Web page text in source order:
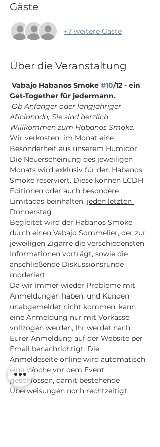
Gäste
+7 weitere Gäste
Über die Veranstaltung
Vabajo Habanos Smoke #10/12 - ein
Get-Together für jedermann.
Ob Anfänger oder langjähriger
Aficionado, Sie sind herzlich
Willkommen zum Habanos Smoke.
Wir verkosten im Monat eine
Besonderheit aus unserem Humidor.
Die Neuerscheinung des jeweiligen
Monats wird exklusiv für den Habanos
Smoke reserviert. Diese können LCDH
Editionen oder auch besondere
Limitadas beinhalten. jeden letzten
Donnerstag
Begleitet wird der Habanos Smoke
durch einen Vabajo Sommelier, der zur
jeweiligen Zigarre die verschiedensten
Informationen vorträgt, sowie die
anschließende Diskussionsrunde
moderiert.
Da wir immer wieder Probleme mit
Anmeldungen haben, und Kunden
unabgemeldet nicht kommen, kann
eine Anmeldung nur mit Vorkasse
vollzogen werden, Ihr werdet nach
Eurer Anmeldung auf der Website per
Email benachrichtigt. Die
Anmeldeseite online wird automatisch
eine Woche vor dem Event
geschlossen, damit bestehende
Überweisungen noch rechtzeitigt